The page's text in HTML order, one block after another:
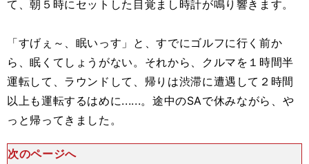
て、朝５時にセットした目覚まし時計が鳴り響きます。
「すげぇ～、眠いっす」と、すでにゴルフに行く前か
ら、眠くてしょうがない。それから、クルマを１時間半
運転して、ラウンドして、帰りは渋滞に遭遇して２時間
以上も運転するはめに......。途中のSAで休みながら、や
っと帰ってきました。
次のページへ